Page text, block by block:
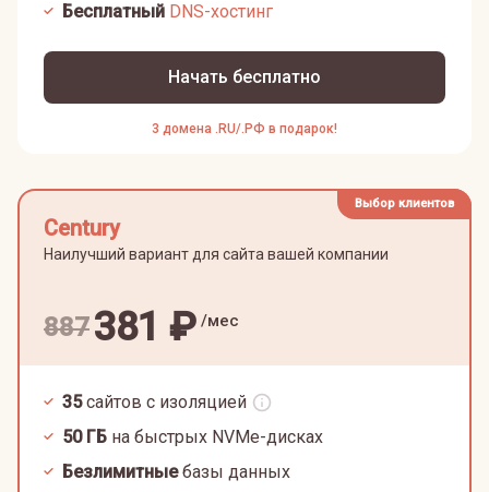
Бесплатный DNS-хостинг
Начать бесплатно
3 домена .RU/.РФ в подарок!
Выбор клиентов
Century
Наилучший вариант для сайта вашей компании
887381 ₽ /мес
35 сайтов с изоляцией
50ГБ на быстрых NVMe-дисках
Безлимитныебазы данных